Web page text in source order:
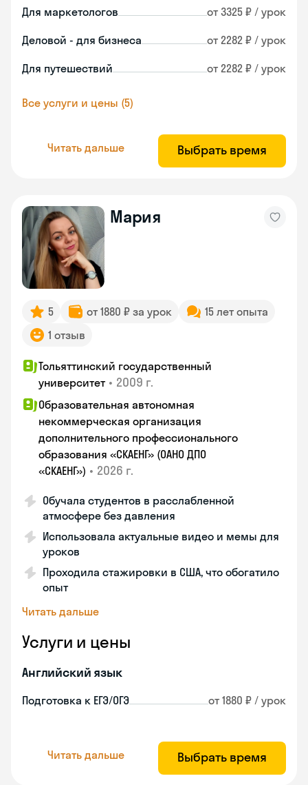
Для маркетологов от 3325 ₽ / урок
Деловой - для бизнеса от 2282 ₽ / урок
Для путешествий от 2282 ₽ / урок
Все услуги и цены (5)
Читать дальше Выбрать время
Мария
5 от 1880 ₽ за урок
15 лет опыта
1 отзыв
Тольяттинский государственный
университет • 2009 г.
Образовательная автономная
некоммерческая организация
дополнительного профессионального
образования «СКАЕНГ» (ОАНО ДПО
«СКАЕНГ») • 2026 г.
Обучала студентов в расслабленной
атмосфере без давления
Использовала актуальные видео и мемы для
уроков
Проходила стажировки в США, что обогатило
опыт
Читать дальше
Услуги и цены
Английский язык
Подготовка к ЕГЭ/ОГЭ от 1880 ₽ / урок
Читать дальше Выбрать время